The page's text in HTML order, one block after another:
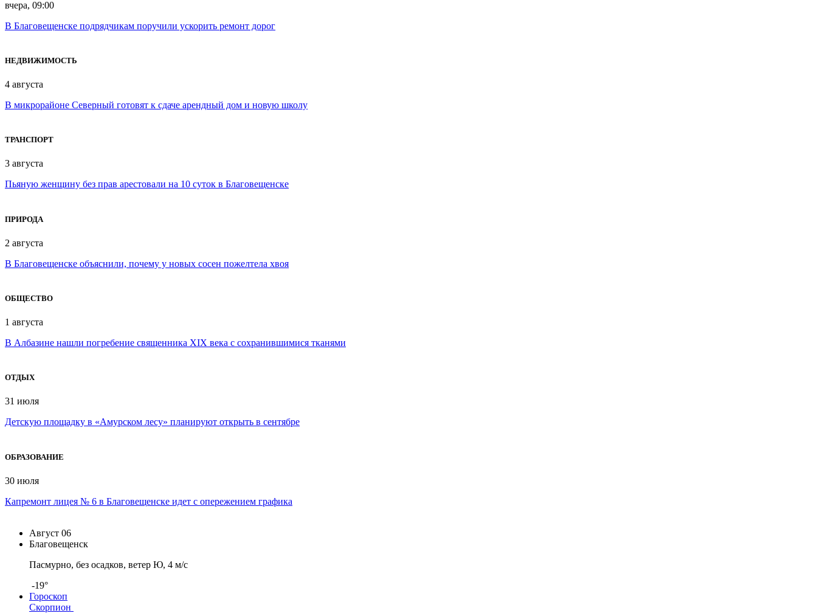
вчера, 09:00
В Благовещенске подрядчикам поручили ускорить ремонт дорог
НЕДВИЖИМОСТЬ
4 августа
В микрорайоне Северный готовят к сдаче арендный дом и новую школу
ТРАНСПОРТ
3 августа
Пьяную женщину без прав арестовали на 10 суток в Благовещенске
ПРИРОДА
2 августа
В Благовещенске объяснили, почему у новых сосен пожелтела хвоя
ОБЩЕСТВО
1 августа
В Албазине нашли погребение священника XIX века с сохранившимися тканями
ОТДЫХ
31 июля
Детскую площадку в «Амурском лесу» планируют открыть в сентябре
ОБРАЗОВАНИЕ
30 июля
Капремонт лицея № 6 в Благовещенске идет с опережением графика
Август 06
Благовещенск
Пасмурно, без осадков, ветер Ю, 4 м/с
-19°
Гороскоп
Скорпион